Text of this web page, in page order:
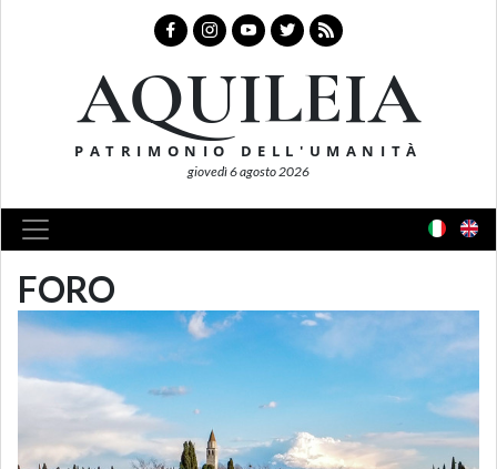
AQUILEIA
PATRIMONIO DELL'UMANITÀ
giovedì 6 agosto 2026
FORO